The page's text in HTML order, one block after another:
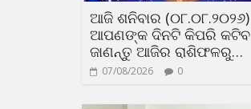
ଆଜି ଶନିବାର (୦୮.୦୮.୨୦୨୬)
ଆପଣଙ୍କ ଦିନଟି କିପରି କଟିବ
ଜାଣନ୍ତୁ ଆଜିର ରାଶିଫଳରୁ…
07/08/2026 0